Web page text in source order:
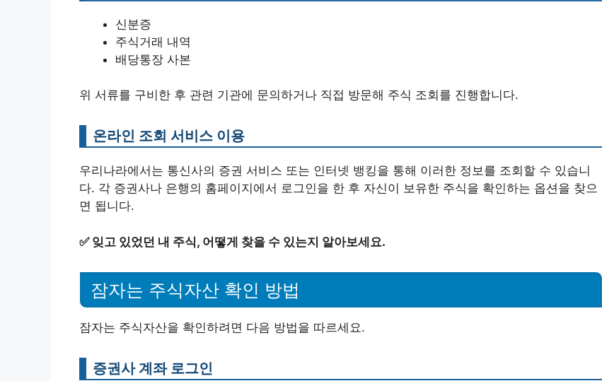
신분증
주식거래 내역
배당통장 사본
위 서류를 구비한 후 관련 기관에 문의하거나 직접 방문해 주식 조회를 진행합니다.
온라인 조회 서비스 이용
우리나라에서는 통신사의 증권 서비스 또는 인터넷 뱅킹을 통해 이러한 정보를 조회할 수 있습니
다. 각 증권사나 은행의 홈페이지에서 로그인을 한 후 자신이 보유한 주식을 확인하는 옵션을 찾으
면 됩니다.
✅ 잊고 있었던 내 주식, 어떻게 찾을 수 있는지 알아보세요.
잠자는 주식자산 확인 방법
잠자는 주식자산을 확인하려면 다음 방법을 따르세요.
증권사 계좌 로그인